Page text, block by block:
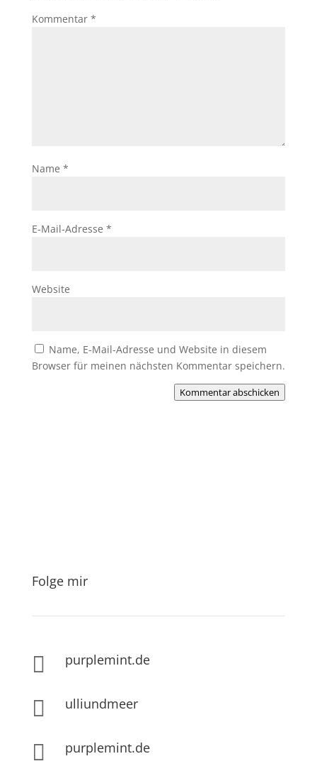
Kommentar *
Name *
E-Mail-Adresse *
Website
Name, E-Mail-Adresse und Website in diesem
Browser für meinen nächsten Kommentar speichern.
Kommentar abschicken
Folge mir
 purplemint.de
 ulliundmeer
 purplemint.de